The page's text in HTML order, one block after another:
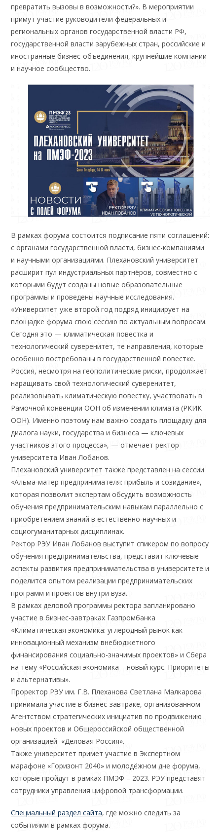
превратить вызовы в возможности?». В мероприятии
примут участие руководители федеральных и
региональных органов государственной власти РФ,
государственной власти зарубежных стран, российские и
иностранные бизнес-объединения, крупнейшие компании
и научное сообщество.
В рамках форума состоится подписание пяти соглашений:
с органами государственной власти, бизнес-компаниями
и научными организациями. Плехановский университет
расширит пул индустриальных партнёров, совместно с
которыми будут созданы новые образовательные
программы и проведены научные исследования.
«Университет уже второй год подряд инициирует на
площадке форума свою сессию по актуальным вопросам.
Сегодня это — климатическая повестка и
технологический суверенитет, те направления, которые
особенно востребованы в государственной повестке.
Россия, несмотря на геополитические риски, продолжает
наращивать свой технологический суверенитет,
реализовывать климатическую повестку, участвовать в
Рамочной конвенции ООН об изменении климата (РКИК
ООН). Именно поэтому нам важно создать площадку для
диалога науки, государства и бизнеса — ключевых
участников этого процесса», — отмечает ректор
университета Иван Лобанов.
Плехановский университет также представлен на сессии
«Альма-матер предпринимателя: прибыль и созидание»,
которая позволит экспертам обсудить возможность
обучения предпринимательским навыкам параллельно с
приобретением знаний в естественно-научных и
социогуманитарных дисциплинах.
Ректор РЭУ Иван Лобанов выступит спикером по вопросу
обучения предпринимательства, представит ключевые
аспекты развития предпринимательства в университете и
поделится опытом реализации предпринимательских
программ и проектов внутри вуза.
В рамках деловой программы ректора запланировано
участие в бизнес-завтраках Газпромбанка
«Климатическая экономика: углеродный рынок как
инновационный механизм внебюджетного
финансирования социально-значимых проектов» и Сбера
на тему «Российская экономика – новый курс. Приоритеты
и альтернативы».
Проректор РЭУ им. Г.В. Плеханова Светлана Малкарова
принимала участие в бизнес-завтраке, организованном
Агентством стратегических инициатив по продвижению
новых проектов и Общероссийской общественной
организацией «Деловая Россия».
Также университет примет участие в Экспертном
марафоне «Горизонт 2040» и молодёжном дне форума,
которые пройдут в рамках ПМЭФ – 2023. РЭУ представят
сотрудники управления цифровой трансформации.
Специальный раздел сайта, где можно следить за
событиями в рамках форума.